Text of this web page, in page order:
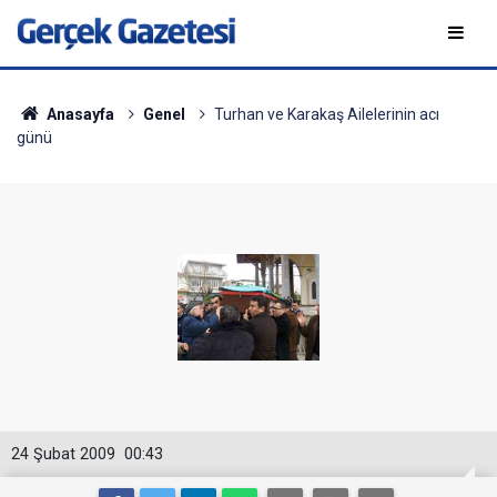
Anasayfa Genel
Turhan ve Karakaş Ailelerinin acı
günü
00:43
24 Şubat 2009